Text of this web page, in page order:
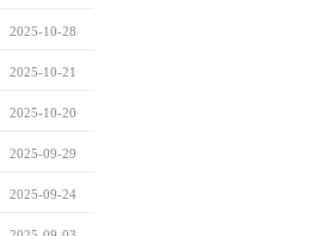
2025-10-28
2025-10-21
2025-10-20
2025-09-29
2025-09-24